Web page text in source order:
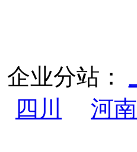
企业分站：
四川
河南